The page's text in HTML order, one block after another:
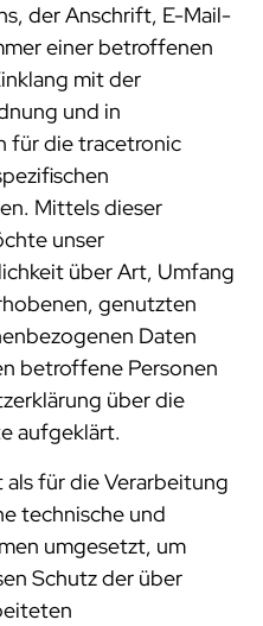
der Anschrift, E-Mail-
einer betroffenen
mit der
und in
für die tracetronic
Mittels dieser
unser
über Art, Umfang
genutzten
Daten
betroffene Personen
über die
aufgeklärt.
für die Verarbeitung
technische und
umgesetzt, um
Schutz der über